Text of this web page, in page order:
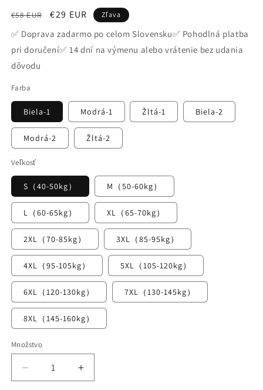
Normálna
cena
€58 EUR
Cena
zľave
€29 EUR Zľava
✅ Doprava zadarmo po celom Slovensku✅ Pohodlná platba
pri doručení✅ 14 dní na výmenu alebo vrátenie bez udania
dôvodu
Farba
Biela-1 Modrá-1 Žltá-1 Biela-2
Modrá-2 Žltá-2
Veľkosť
S（40-50kg） M（50-60kg）
L（60-65kg） XL（65-70kg）
2XL（70-85kg） 3XL（85-95kg）
4XL（95-105kg） 5XL（105-120kg）
6XL（120-130kg） 7XL（130-145kg）
8XL（145-160kg）
Množstvo
množstvo
Zvýšiť
množstvo